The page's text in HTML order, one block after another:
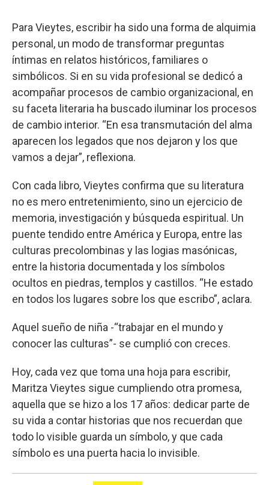
Para Vieytes, escribir ha sido una forma de alquimia
personal, un modo de transformar preguntas
íntimas en relatos históricos, familiares o
simbólicos. Si en su vida profesional se dedicó a
acompañar procesos de cambio organizacional, en
su faceta literaria ha buscado iluminar los procesos
de cambio interior. “En esa transmutación del alma
aparecen los legados que nos dejaron y los que
vamos a dejar”, reflexiona.
Con cada libro, Vieytes confirma que su literatura
no es mero entretenimiento, sino un ejercicio de
memoria, investigación y búsqueda espiritual. Un
puente tendido entre América y Europa, entre las
culturas precolombinas y las logias masónicas,
entre la historia documentada y los símbolos
ocultos en piedras, templos y castillos. “He estado
en todos los lugares sobre los que escribo”, aclara.
Aquel sueño de niña -“trabajar en el mundo y
conocer las culturas”- se cumplió con creces.
Hoy, cada vez que toma una hoja para escribir,
Maritza Vieytes sigue cumpliendo otra promesa,
aquella que se hizo a los 17 años: dedicar parte de
su vida a contar historias que nos recuerdan que
todo lo visible guarda un símbolo, y que cada
símbolo es una puerta hacia lo invisible.